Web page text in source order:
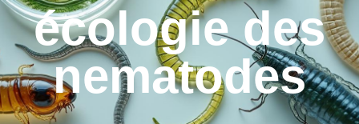
écologie des
nematodes